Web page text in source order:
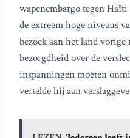
wapenembargo tegen
de extreem hoge niveaus
bezoek aan het land
bezorgdheid over de
inspanningen moeten
vertelde hij aan